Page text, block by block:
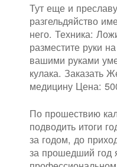
Тут еще и
разгельдяйство
него. Техника:
разместите руки
вашими руками
кулака. Заказать
медицину Цена:
По прошествию
подводить итоги
за годом, до
за прошедший год